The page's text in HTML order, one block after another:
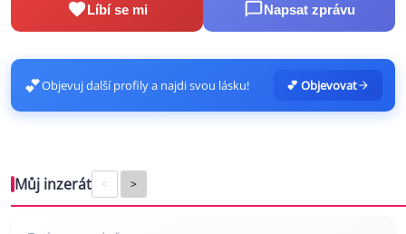
Líbí se mi Napsat zprávu
💕Objevuj další profily a najdi svou lásku! 💕 Objevovat
Můj inzerát < >